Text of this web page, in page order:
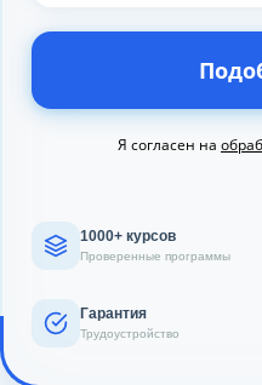
Я согласен на
1000+ курсов
Проверенные программы
Гарантия
Трудоустройство